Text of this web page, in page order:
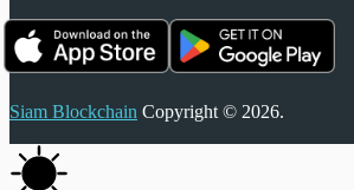
Siam Blockchain Copyright © 2026.